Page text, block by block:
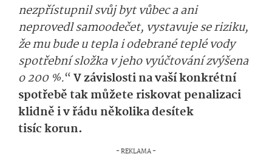
nezpřístupnil svůj byt vůbec a ani
neprovedl samoodečet, vystavuje se riziku,
že mu bude u tepla i odebrané teplé vody
spotřební složka v jeho vyúčtování zvýšena
o 200 %.“V závislosti na vaší konkrétní
spotřebě tak můžete riskovat penalizaci
klidně i v řádu několika desítek
tisíc korun.